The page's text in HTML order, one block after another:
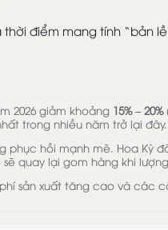
điểm mang tính
2026 giảm khoảng 15% – 20%
trong nhiều năm trở lại đây.
hồi mạnh mẽ. Hoa Kỳ
quay lại gom hàng khi
sản xuất tăng cao và